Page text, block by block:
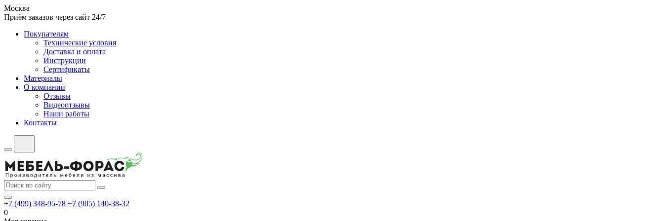
Москва
Приём заказов через сайт 24/7
Покупателям
Технические условия
Доставка и оплата
Инструкции
Сертификаты
Материалы
О компании
Отзывы
Видеоотзывы
Наши работы
Контакты
+7 (499) 348-95-78 +7 (905) 140-38-32
0